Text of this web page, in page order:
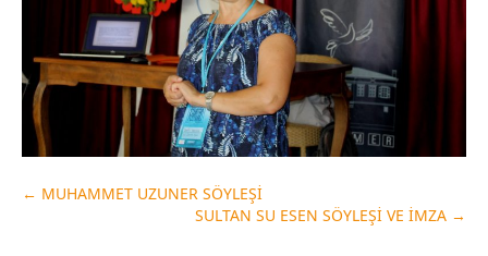
← MUHAMMET UZUNER SÖYLEŞİ
SULTAN SU ESEN SÖYLEŞİ VE İMZA →